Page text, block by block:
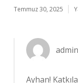
Temmuz 30, 2025
admin
Ayhan!